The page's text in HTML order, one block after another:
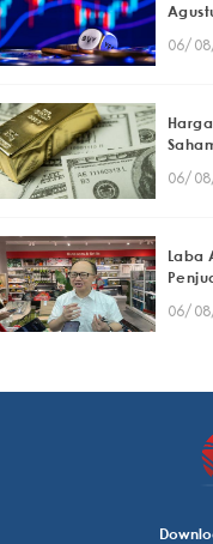
06/
06/
Laba
06/